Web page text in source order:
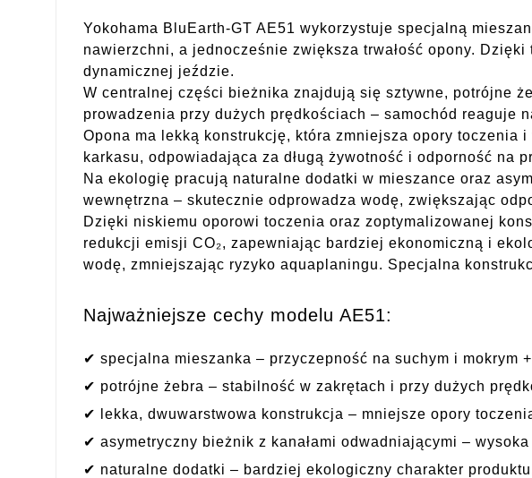
Yokohama BluEarth-GT AE51 wykorzystuje specjalną
nawierzchni, a jednocześnie zwiększa trwałość opony.
dynamicznej jeździe.
W centralnej części bieżnika znajdują się sztywne, potrójne
prowadzenia przy dużych prędkościach – samochód reaguje
Opona ma lekką konstrukcję, która zmniejsza opory toczenia
karkasu, odpowiadająca za długą żywotność i odporność na
Na ekologię pracują naturalne dodatki w mieszance oraz
wewnętrzna – skutecznie odprowadza wodę, zwiększając
Dzięki niskiemu oporowi toczenia oraz zoptymalizowanej
redukcji emisji CO₂, zapewniając bardziej ekonomiczną i
wodę, zmniejszając ryzyko aquaplaningu. Specjalna
Najważniejsze cechy modelu AE51:
✔ specjalna mieszanka – przyczepność na suchym i mokrym
✔ potrójne żebra – stabilność w zakrętach i przy dużych
✔ lekka, dwuwarstwowa konstrukcja – mniejsze opory
✔ asymetryczny bieżnik z kanałami odwadniającymi –
✔ naturalne dodatki – bardziej ekologiczny charakter